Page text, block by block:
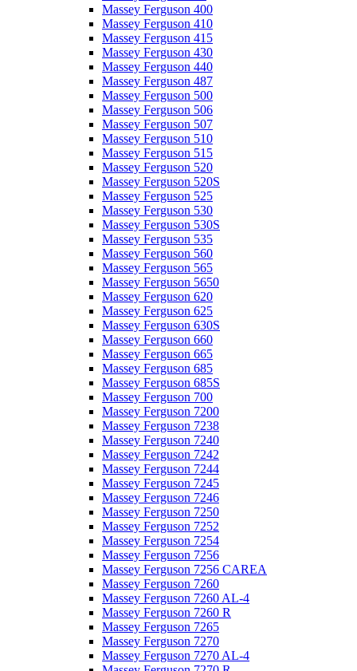
Massey Ferguson 400
Massey Ferguson 410
Massey Ferguson 415
Massey Ferguson 430
Massey Ferguson 440
Massey Ferguson 487
Massey Ferguson 500
Massey Ferguson 506
Massey Ferguson 507
Massey Ferguson 510
Massey Ferguson 515
Massey Ferguson 520
Massey Ferguson 520S
Massey Ferguson 525
Massey Ferguson 530
Massey Ferguson 530S
Massey Ferguson 535
Massey Ferguson 560
Massey Ferguson 565
Massey Ferguson 5650
Massey Ferguson 620
Massey Ferguson 625
Massey Ferguson 630S
Massey Ferguson 660
Massey Ferguson 665
Massey Ferguson 685
Massey Ferguson 685S
Massey Ferguson 700
Massey Ferguson 7200
Massey Ferguson 7238
Massey Ferguson 7240
Massey Ferguson 7242
Massey Ferguson 7244
Massey Ferguson 7245
Massey Ferguson 7246
Massey Ferguson 7250
Massey Ferguson 7252
Massey Ferguson 7254
Massey Ferguson 7256
Massey Ferguson 7256 CAREA
Massey Ferguson 7260
Massey Ferguson 7260 AL-4
Massey Ferguson 7260 R
Massey Ferguson 7265
Massey Ferguson 7270
Massey Ferguson 7270 AL-4